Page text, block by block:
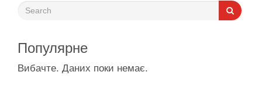
Популярне
Вибачте. Даних поки немає.